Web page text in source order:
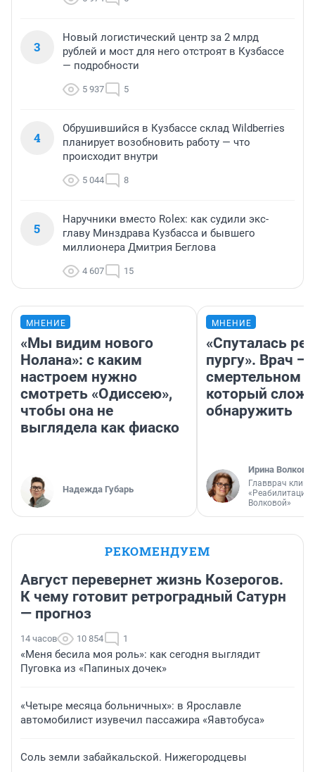
3
Новый логистический центр за 2 млрд
рублей и мост для него отстроят в Кузбассе
— подробности
5 937 5
4
Обрушившийся в Кузбассе склад Wildberries
планирует возобновить работу — что
происходит внутри
5 044 8
5
Наручники вместо Rolex: как судили экс-
главу Минздрава Кузбасса и бывшего
миллионера Дмитрия Беглова
4 607 15
МНЕНИЕ
«Мы видим нового
Нолана»: с каким
настроем нужно
смотреть «Одиссею»,
чтобы она не
выглядела как фиаско
Надежда Губарь
МНЕНИЕ
«Спуталась
пургу». Врач —
смертельном
который
обнаружить
Ирина Волкова
Главврач
«Реабилитация
Волковой»
РЕКОМЕНДУЕМ
Август перевернет жизнь Козерогов.
К чему готовит ретроградный Сатурн
— прогноз
14 часов 10 854 1
«Меня бесила моя роль»: как сегодня выглядит
Пуговка из «Папиных дочек»
«Четыре месяца больничных»: в Ярославле
автомобилист изувечил пассажира «Яавтобуса»
Соль земли забайкальской. Нижегородцевы